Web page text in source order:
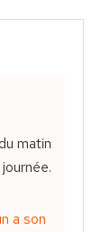
matin
a son